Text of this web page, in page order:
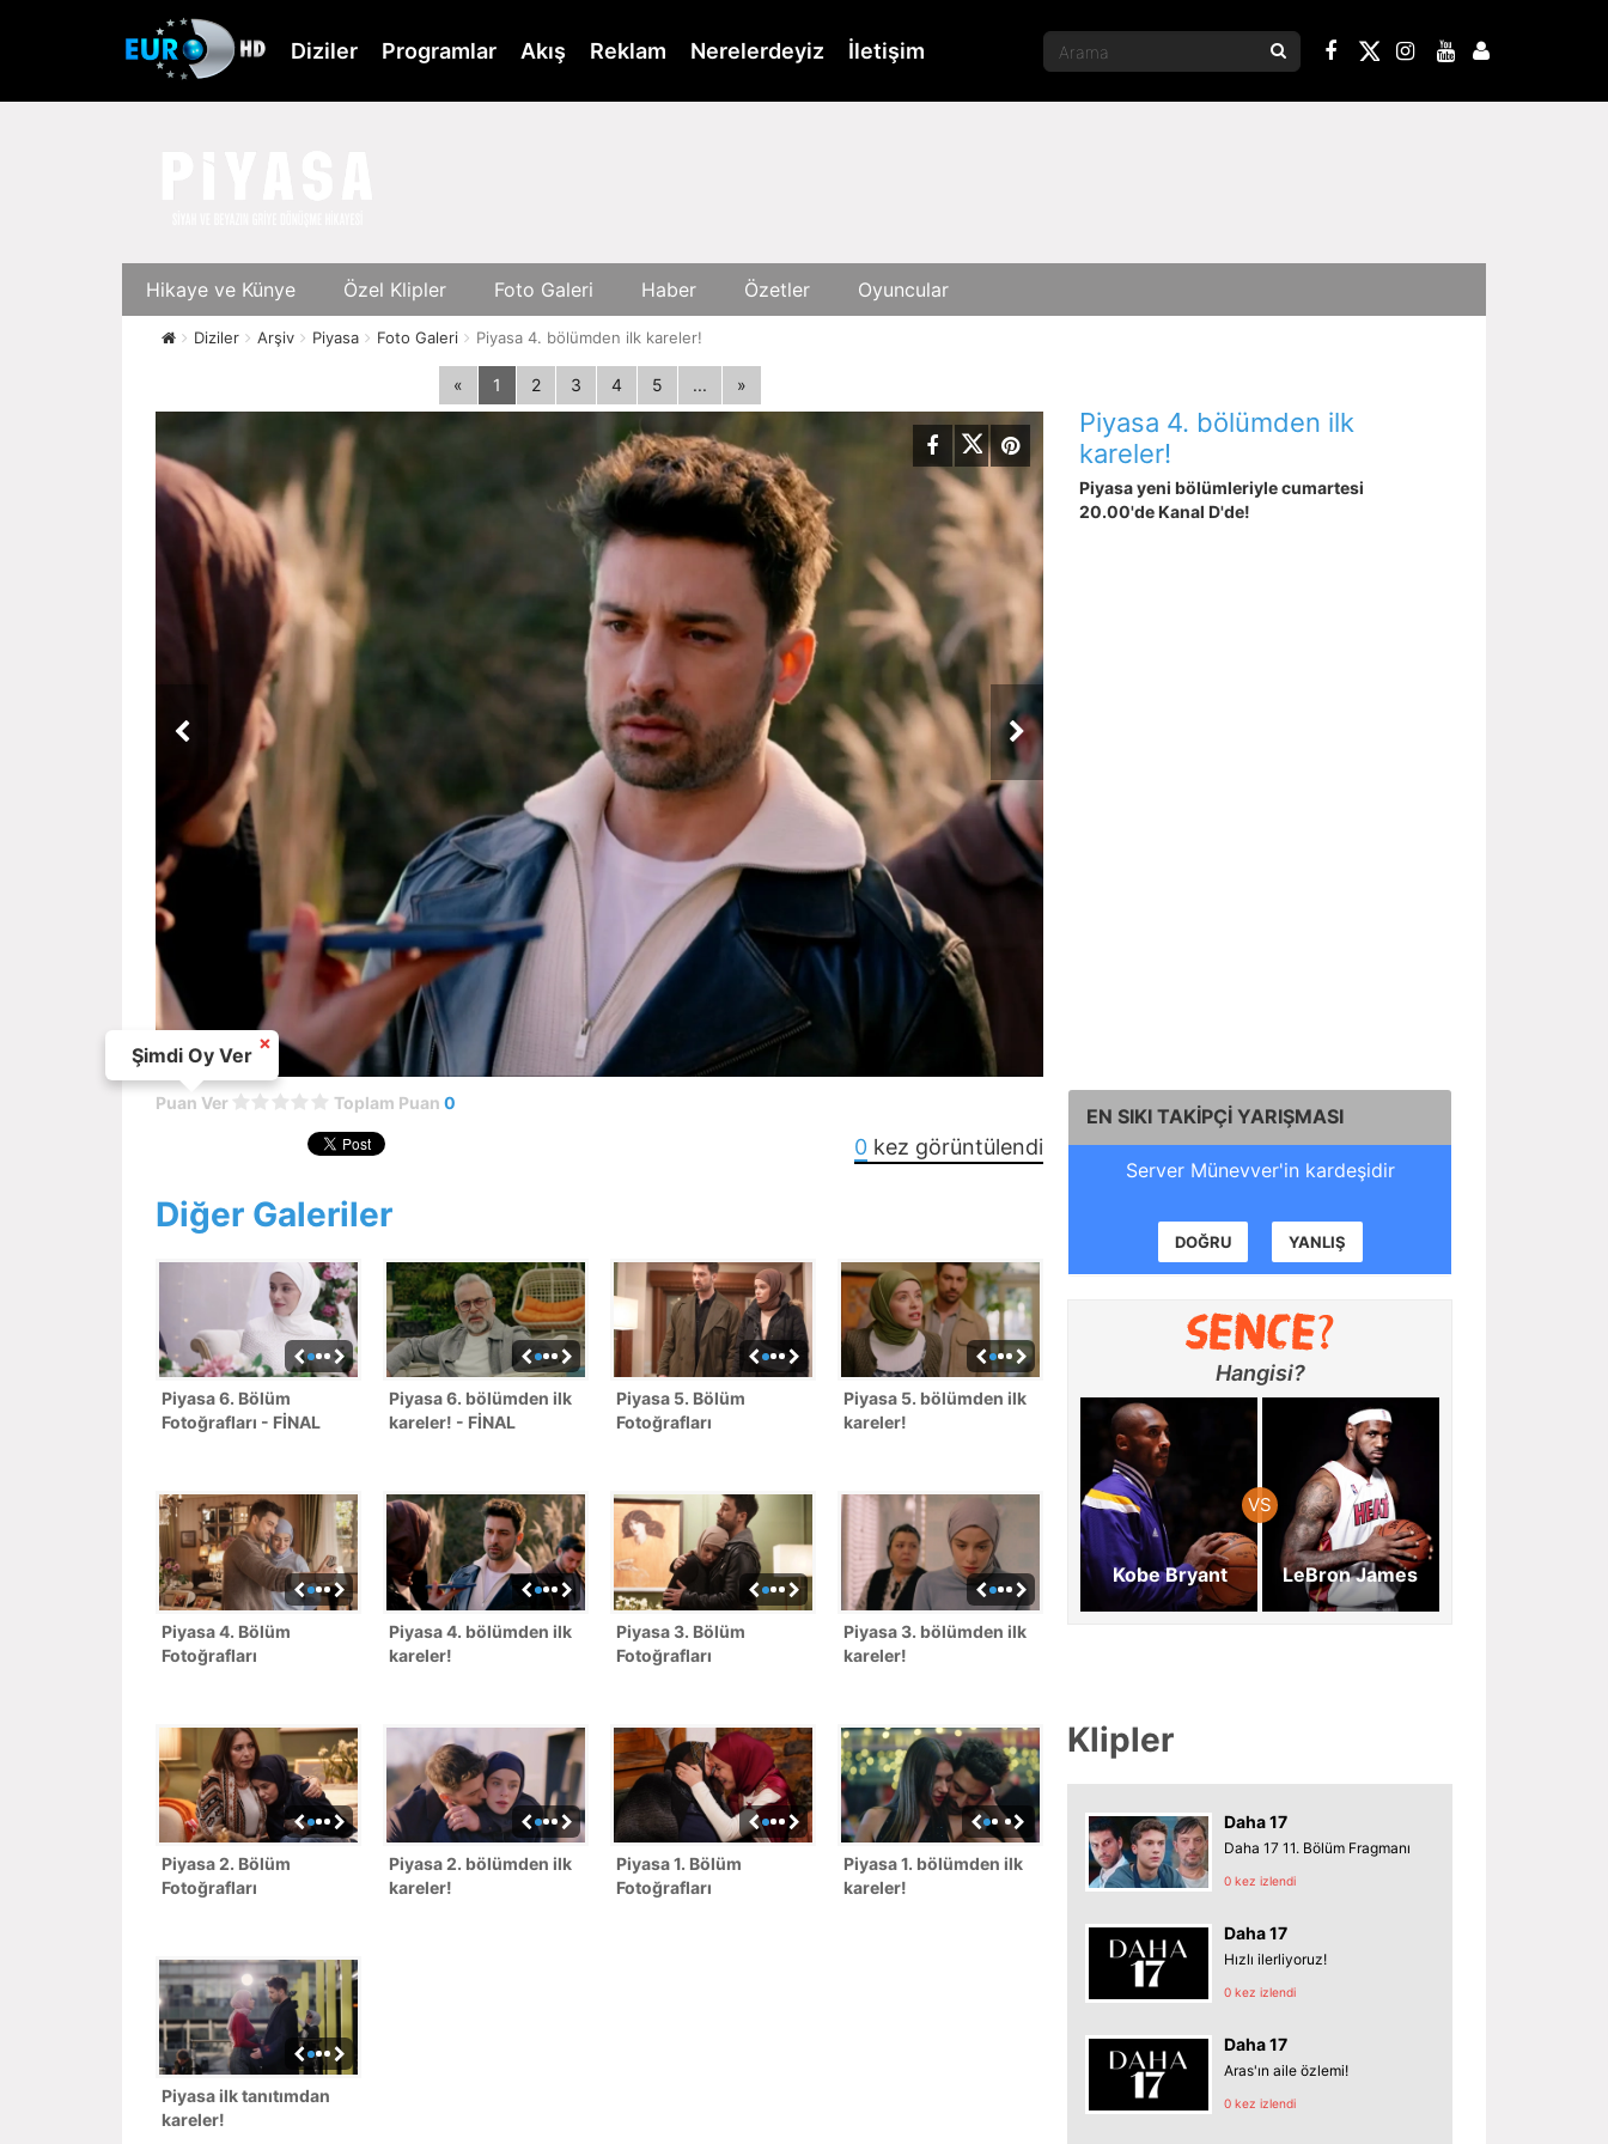
Diziler Programlar Akış Reklam Nerelerdeyiz İletişim
Hikaye ve Künye Özel Klipler Foto Galeri Haber Özetler Oyuncular
Diziler Arşiv Piyasa Foto Galeri Piyasa 4. bölümden ilk kareler!
« 1 2 3 4 5 ... »
Piyasa 4. bölümden ilk
kareler!
Piyasa yeni bölümleriyle cumartesi
20.00'de Kanal D'de!
Puan Ver Toplam Puan 0
0 kez görüntülendi
Diğer Galeriler
Piyasa 6. Bölüm
Fotoğrafları - FİNAL
Piyasa 6. bölümden ilk
kareler! - FİNAL
Piyasa 5. Bölüm
Fotoğrafları
Piyasa 5. bölümden ilk
kareler!
Piyasa 4. Bölüm
Fotoğrafları
Piyasa 4. bölümden ilk
kareler!
Piyasa 3. Bölüm
Fotoğrafları
Piyasa 3. bölümden ilk
kareler!
Piyasa 2. Bölüm
Fotoğrafları
Piyasa 2. bölümden ilk
kareler!
Piyasa 1. Bölüm
Fotoğrafları
Piyasa 1. bölümden ilk
kareler!
Piyasa ilk tanıtımdan
kareler!
EN SIKI TAKİPÇİ YARIŞMASI
Server Münevver'in kardeşidir
DOĞRU YANLIŞ
Hangisi?
Kobe Bryant LeBron James
Klipler
Daha 17
Daha 17 11. Bölüm Fragmanı
0 kez izlendi
Daha 17
Hızlı ilerliyoruz!
0 kez izlendi
Daha 17
Aras'ın aile özlemi!
0 kez izlendi
Şimdi Oy Ver
×